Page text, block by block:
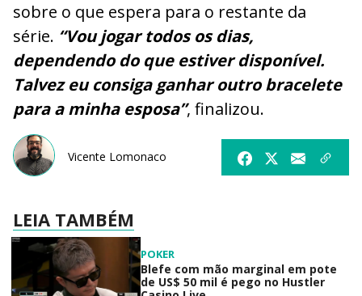
sobre o que espera para o restante da
série. “Vou jogar todos os dias,
dependendo do que estiver disponível.
Talvez eu consiga ganhar outro bracelete
para a minha esposa”, finalizou.
Vicente Lomonaco
LEIA TAMBÉM
POKER
Blefe com mão marginal em pote
de US$ 50 mil é pego no Hustler